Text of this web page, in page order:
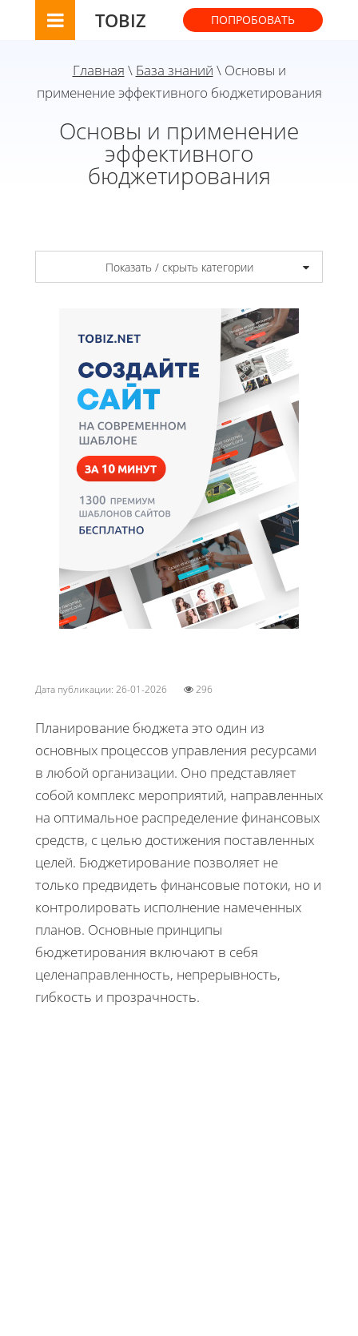
TOBIZ ПОПРОБОВАТЬ
Главная \ База знаний \ Основы и
применение эффективного бюджетирования
Основы и применение
эффективного
бюджетирования
Показать / скрыть категории
Дата публикации: 26-01-2026 296
Планирование бюджета это один из
основных процессов управления ресурсами
в любой организации. Оно представляет
собой комплекс мероприятий, направленных
на оптимальное распределение финансовых
средств, с целью достижения поставленных
целей. Бюджетирование позволяет не
только предвидеть финансовые потоки, но и
контролировать исполнение намеченных
планов. Основные принципы
бюджетирования включают в себя
целенаправленность, непрерывность,
гибкость и прозрачность.